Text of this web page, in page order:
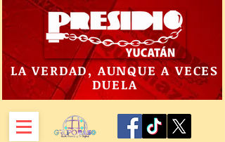
LA VERDAD, AUNQUE A VECES
DUELA